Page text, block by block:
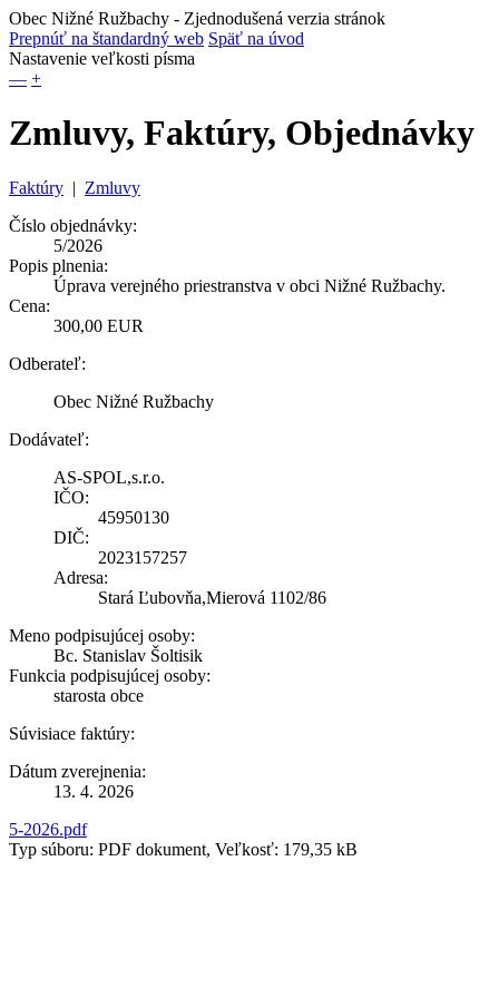
Obec Nižné Ružbachy - Zjednodušená verzia stránok
Prepnúť na štandardný web Späť na úvod
Nastavenie veľkosti písma
— +
Zmluvy, Faktúry, Objednávky
Faktúry | Zmluvy
Číslo objednávky:
5/2026
Popis plnenia:
Úprava verejného priestranstva v obci Nižné Ružbachy.
Cena:
300,00 EUR
Odberateľ:
Obec Nižné Ružbachy
Dodávateľ:
AS-SPOL,s.r.o.
IČO:
45950130
DIČ:
2023157257
Adresa:
Stará Ľubovňa,Mierová 1102/86
Meno podpisujúcej osoby:
Bc. Stanislav Šoltisik
Funkcia podpisujúcej osoby:
starosta obce
Súvisiace faktúry:
Dátum zverejnenia:
13. 4. 2026
5-2026.pdf
Typ súboru: PDF dokument, Veľkosť: 179,35 kB